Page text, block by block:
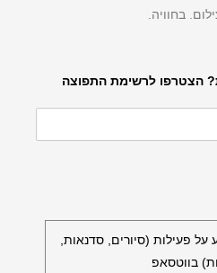
הצטרפו לרשימת התפוצה
פעילות (סיורים, סדנאות,
בווטסאפ
בחוויה.